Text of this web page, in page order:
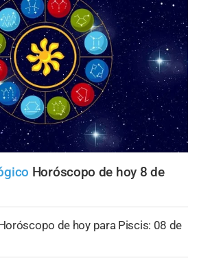
Horóscopo de hoy 8 de
de hoy para Piscis: 08 de